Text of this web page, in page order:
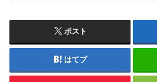
ポスト
はてブ